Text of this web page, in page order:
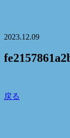
2023.12.09
戻る